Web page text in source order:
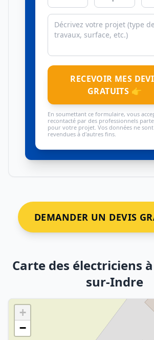
RECEVOIR MES
GRATUITS 👉
En soumettant ce formulaire, vous
recontacté par des professionnels
pour votre projet. Vos données ne
revendues à d'autres fins.
DEMANDER UN DEVIS
Carte des électriciens
sur-Indre
+
−